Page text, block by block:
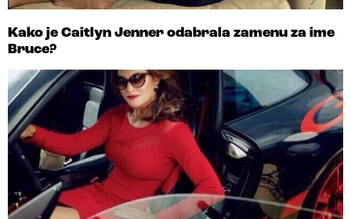
Kako je Caitlyn Jenner odabrala zamenu za ime
Bruce?